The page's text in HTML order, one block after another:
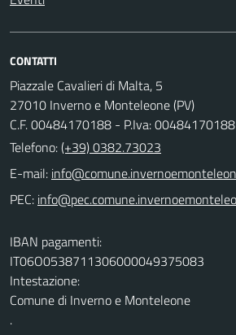
CONTATTI
Piazzale Cavalieri di Malta, 5
27010 Inverno e Monteleone (PV)
C.F. 00484170188 - P.Iva: 00484170188
Telefono:(+39) 0382.73023
E-mail:
PEC:
IBAN pagamenti:
IT06O0538711306000049375083
Intestazione:
Comune di Inverno e Monteleone
.